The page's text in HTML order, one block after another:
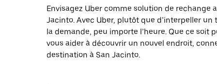
Envisagez Uber comme solution de rechange
Jacinto. Avec Uber, plutôt que d’interpeller
la demande, peu importe l’heure. Que ce soit
vous aider à découvrir un nouvel endroit,
destination à San Jacinto.